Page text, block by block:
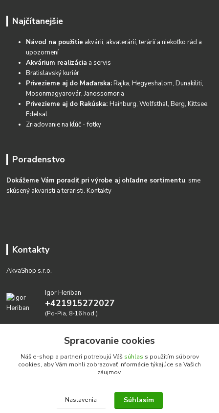
Najčítanejšie
Návod na použitie akvárií, akvaterárií, terárií a niekoľko rád a
upozornení
Akvárium realizácia a servis
Bratislavský kuriér
Privezieme aj do Maďarska:Rajka, Hegyeshalom, Dunakiliti,
Mosonmagyarovár, Janossomoria
Privezieme aj do Rakúska:Hainburg, Wolfsthal, Berg, Kittsee,
Edelsal
Zriaďovanie na kĺúč - fotky
Poradenstvo
Dokážeme Vám poradiť pri výrobe aj ohľadne sortimentu, sme
skúsený akvaristi a teraristi.Kontakty
Kontakty
AkvaShop s.r.o.
Igor Heriban
+421915272027
(Po-Pia, 8-16 hod.)
Realizujeme prírodné akvária: AkvaShop s.r.o. • IBAN:
SK3911000000002947087849
Spracovanie cookies
Náš e-shop a partneri potrebujú Váš súhlas s použitím súborov
cookies, aby Vám mohli zobrazovať informácie týkajúce sa Vašich
záujmov.
Nastavenia Súhlasím